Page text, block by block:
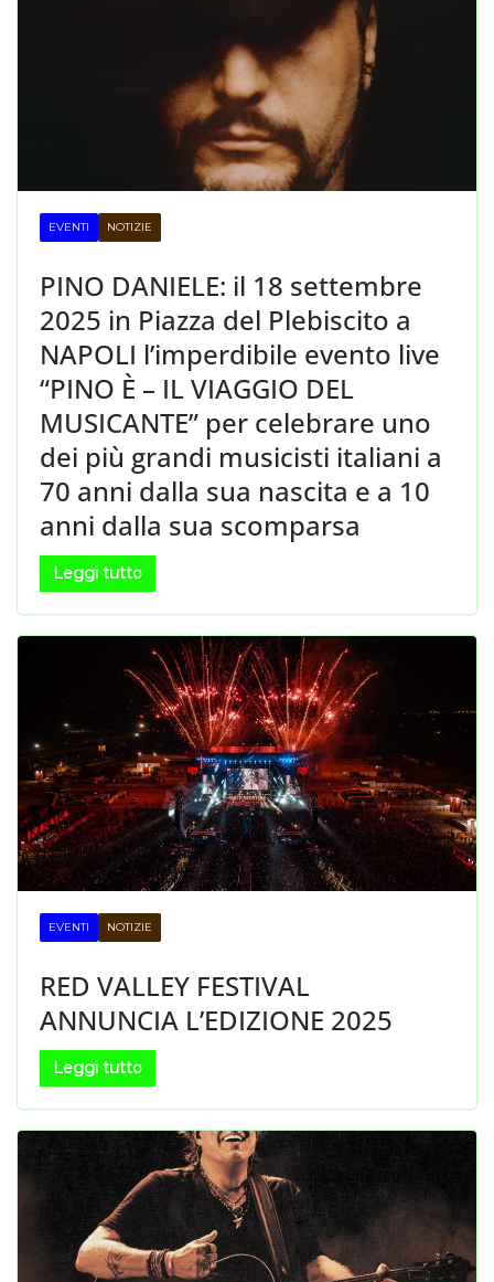
EVENTI NOTIZIE
PINO DANIELE: il 18 settembre
2025 in Piazza del Plebiscito a
NAPOLI l’imperdibile evento live
“PINO È – IL VIAGGIO DEL
MUSICANTE” per celebrare uno
dei più grandi musicisti italiani a
70 anni dalla sua nascita e a 10
anni dalla sua scomparsa
Leggi tutto
EVENTI NOTIZIE
RED VALLEY FESTIVAL
ANNUNCIA L’EDIZIONE 2025
Leggi tutto